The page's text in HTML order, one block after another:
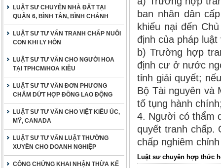
LUẬT SƯ CHUYÊN NHÀ ĐẤT TẠI
QUẬN 6, BÌNH TÂN, BÌNH CHÁNH
LUẬT SƯ TƯ VẤN TRANH CHẤP NUÔI
CON KHI LY HÔN
LUẬT SƯ TƯ VẤN CHO NGƯỜI HOA
TẠI TPHCM/HOA KIỀU
LUẬT SƯ TƯ VẤN ĐƠN PHƯƠNG
CHẤM DỨT HỢP ĐỒNG LAO ĐỘNG
LUẬT SƯ TƯ VẤN CHO VIỆT KIỀU ÚC,
MỸ, CANADA
LUẬT SƯ TƯ VẤN LUẬT THƯỜNG
XUYÊN CHO DOANH NGHIỆP
CÔNG CHỨNG KHAI NHẬN THỪA KẾ
ban nhân dân
khiếu nại đến
định của pháp
b) Trường hợp
định cư ở nước
tỉnh giải quyết;
Bộ Tài nguyên và
tố tụng hành
4. Người có thẩm
quyết tranh chấp.
chấp nghiêm
Luật sư chuyên hợp thức